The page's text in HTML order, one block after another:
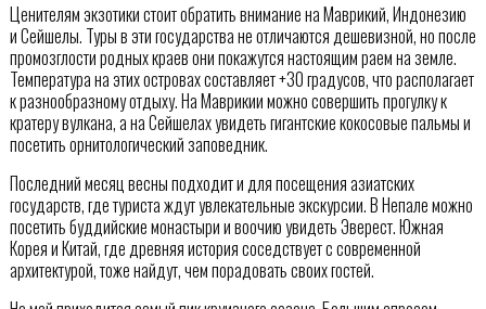
Ценителям экзотики стоит обратить внимание на Маврикий, Индонезию
и Сейшелы. Туры в эти государства не отличаются дешевизной, но после
промозглости родных краев они покажутся настоящим раем на земле.
Температура на этих островах составляет +30 градусов, что располагает
к разнообразному отдыху. На Маврикии можно совершить прогулку к
кратеру вулкана, а на Сейшелах увидеть гигантские кокосовые пальмы и
посетить орнитологический заповедник.
Последний месяц весны подходит и для посещения азиатских
государств, где туриста ждут увлекательные экскурсии. В Непале можно
посетить буддийские монастыри и воочию увидеть Эверест. Южная
Корея и Китай, где древняя история соседствует с современной
архитектурой, тоже найдут, чем порадовать своих гостей.